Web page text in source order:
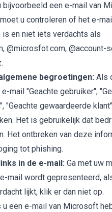
bijvoorbeeld een e-mail van
u controleren of het e-
en niet iets verdachts als
@microsfot.com, @account-
begroetingen: Als
mail "Geachte gebruiker",
"Geachte gewaardeerde
Het is gebruikelijk dat
Het ontbreken van deze
tot phishing.
in de e-mail: Ga met uw
mail wordt gepresenteerd,
lijkt, klik er dan niet op.
u een e-mail van Microsoft